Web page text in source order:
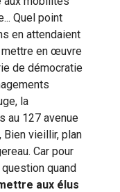
Quel point
en attendaient
mettre en œuvre
de démocratie
la
au 127 avenue
vieillir, plan
Car pour
quand
aux élus